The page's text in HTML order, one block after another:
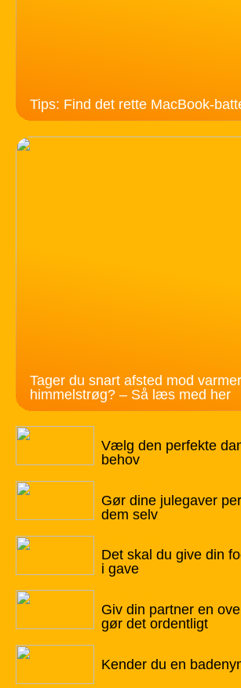
Tips: Find det rette MacBook-
Tager du snart afsted mod
himmelstrøg? – Så læs med her
Vælg den perfekte
behov
Gør dine julegaver
dem selv
Det skal du give din
i gave
Giv din partner en
gør det ordentligt
Kender du en